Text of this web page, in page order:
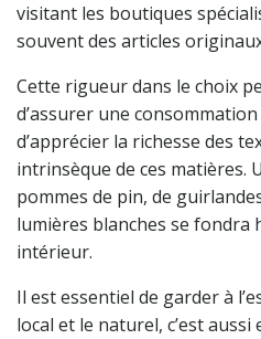
visitant les boutiques
souvent des articles
Cette rigueur dans le choix
d’assurer une
d’apprécier la richesse des
intrinsèque de ces matières.
pommes de pin, de
lumières blanches se fondra
intérieur.
Il est essentiel de garder à
local et le naturel, c’est